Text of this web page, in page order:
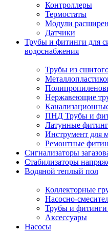
Контроллеры
Термостаты
Модули
Датчики
Трубы и фитинги для
водоснабжения
Трубы из
Нержавеющие
ПНД Трубы и
Латунные
Инструмент для
Ремонтные
Сигнализаторы
Стабилизаторы
Водяной теплый пол
Коллекторные
Насосно-
Трубы и фитинги
Аксессуары
Насосы